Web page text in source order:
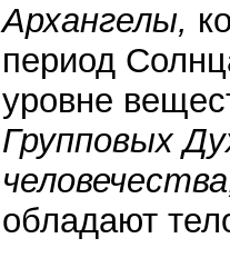
Архангелы,
период
уровне
Групповых
обладают